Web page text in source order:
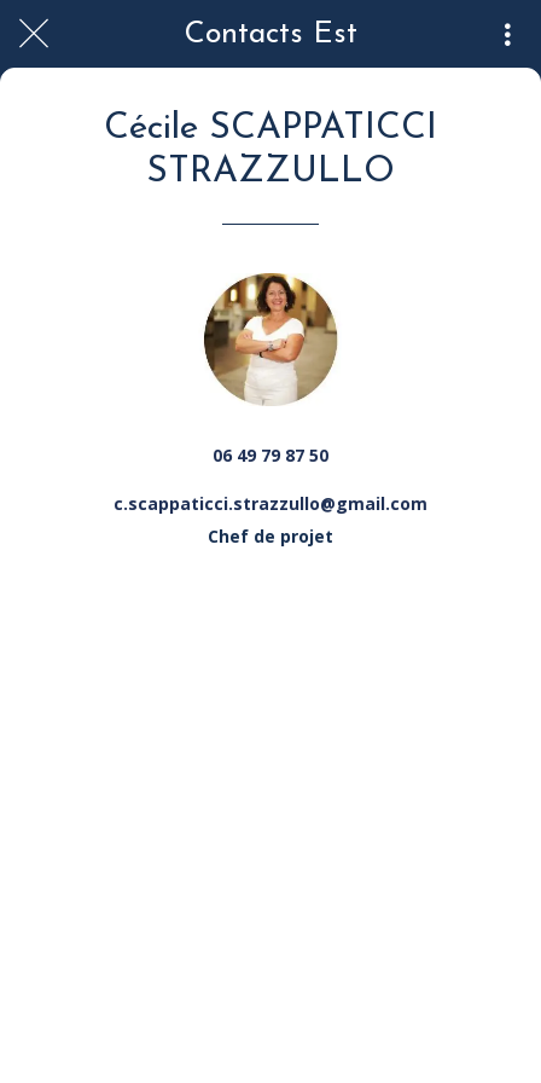
Contacts Est
Cécile SCAPPATICCI
STRAZZULLO
06 49 79 87 50
c.scappaticci.strazzullo@gmail.com
Chef de projet